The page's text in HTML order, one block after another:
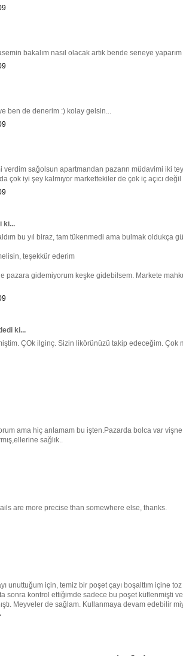
bakalım nasıl olacak artık bende seneye
ben de denerim :) kolay gelsin...
sağolsun apartmandan pazarın müdavimi iki
çok iyi şey kalmıyor markettekiler de çok iç açıcı değil
ki...
bu yıl biraz, tam tükenmedi ama bulmak oldukça
teşekkür ederim
pazara gidemiyorum keşke gidebilsem. Markete
ki...
ÇOk ilginç. Sizin likörünüzü takip edeceğim. Çok
ama hiç anlamam bu işten.Pazarda bolca var
sağlık..
are more precise than somewhere else, thanks.
unuttuğum için, temiz bir poşet çayı boşalttım içine
sonra kontrol ettiğimde sadece bu poşet küflenmişti
Meyveler de sağlam. Kullanmaya devam edebilir